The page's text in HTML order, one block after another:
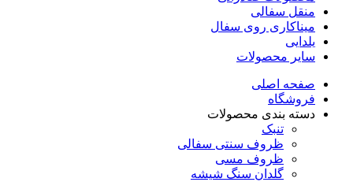
منقل سفالی
میناکاری روی سفال
یلدایی
سایر محصولات
صفحه اصلی
فروشگاه
دسته بندی محصولات
تنبک
ظروف سنتی سفالی
ظروف مسی
گلدان سنگ شیشه